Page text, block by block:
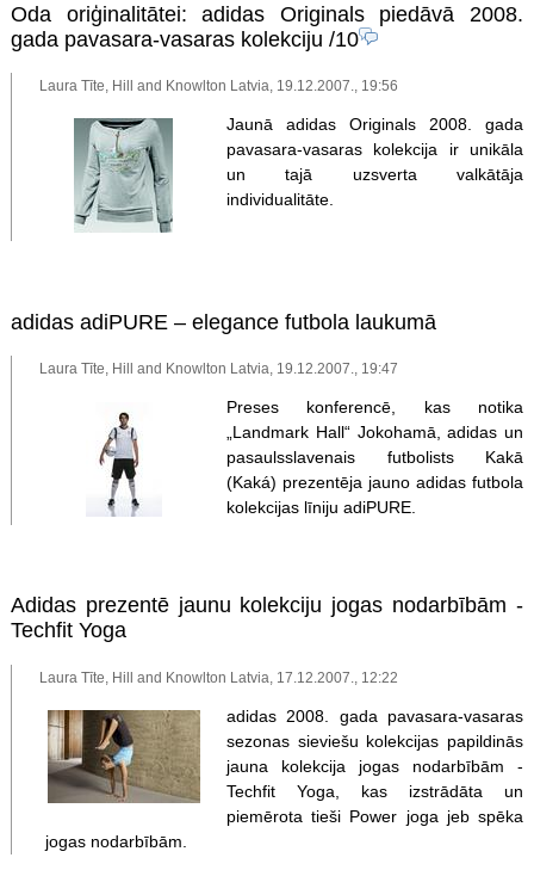
Oda oriģinalitātei: adidas Originals piedāvā 2008.
gada pavasara-vasaras kolekciju /10
Laura Tīte, Hill and Knowlton Latvia, 19.12.2007., 19:56
Jaunā adidas Originals 2008. gada
pavasara-vasaras kolekcija ir unikāla
un tajā uzsverta valkātāja
individualitāte.
adidas adiPURE – elegance futbola laukumā
Laura Tīte, Hill and Knowlton Latvia, 19.12.2007., 19:47
Preses konferencē, kas notika
„Landmark Hall“ Jokohamā, adidas un
pasaulsslavenais futbolists Kakā
(Kaká) prezentēja jauno adidas futbola
kolekcijas līniju adiPURE.
Adidas prezentē jaunu kolekciju jogas nodarbībām -
Techfit Yoga
Laura Tīte, Hill and Knowlton Latvia, 17.12.2007., 12:22
adidas 2008. gada pavasara-vasaras
sezonas sieviešu kolekcijas papildinās
jauna kolekcija jogas nodarbībām -
Techfit Yoga, kas izstrādāta un
piemērota tieši Power joga jeb spēka
jogas nodarbībām.